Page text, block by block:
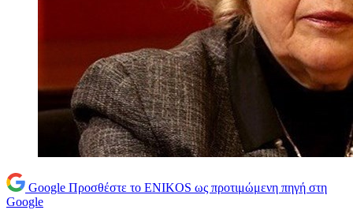
Google Προσθέστε το ENIKOS ως προτιμώμενη πηγή στη
Google